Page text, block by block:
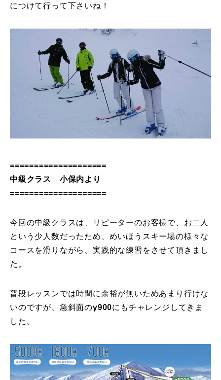
動画で学ぶ
最新レッスン動画
レッスン動画一覧
コブ斜面の滑り方解説動画
無料プレゼント動画
常時メルマガ
お問合せ 特定商取引法に基づく表記 プライバシーポリシー 会社
につけて行って下さいね！
====================
中級クラス 小保内より
====================
今回の中級クラスは、リピーターのお客様で、お二人
という少人数だったため、めいほうスキー場の様々な
コースを滑りながら、実践的な練習をさせて頂きまし
た。
普段レッスンでは時間に余裕が無いためあまり行けな
いのですが、急斜面のγ900にもチャレンジしてきま
した。